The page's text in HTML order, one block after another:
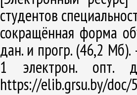
студентов
сокращённая форма
дан. и прогр. (46,2
1 электрон. опт.
https://elib.grsu.by/doc/